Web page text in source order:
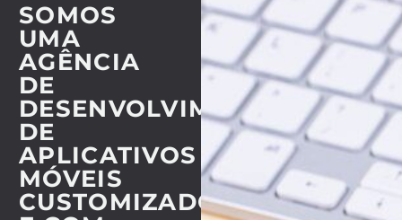
SOMOS
UMA
AGÊNCIA
DE
DESENVOLVIMENTO
DE
APLICATIVOS
MÓVEIS
CUSTOMIZADOS